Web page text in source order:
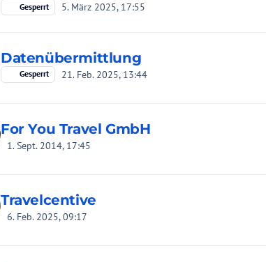
Gesperrt 5. März 2025, 17:55
Datenübermittlung
Gesperrt 21. Feb. 2025, 13:44
For You Travel GmbH
1. Sept. 2014, 17:45
Travelcentive
6. Feb. 2025, 09:17